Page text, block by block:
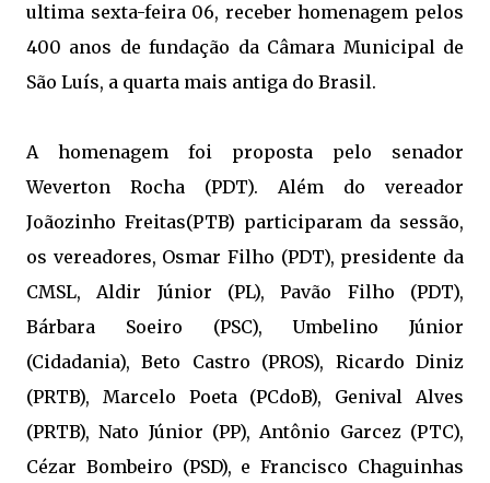
ultima sexta-feira 06, receber homenagem pelos
400 anos de fundação da Câmara Municipal de
São Luís, a quarta mais antiga do Brasil.
A homenagem foi proposta pelo senador
Weverton Rocha (PDT). Além do vereador
Joãozinho Freitas(PTB) participaram da sessão,
os vereadores, Osmar Filho (PDT), presidente da
CMSL, Aldir Júnior (PL), Pavão Filho (PDT),
Bárbara Soeiro (PSC), Umbelino Júnior
(Cidadania), Beto Castro (PROS), Ricardo Diniz
(PRTB), Marcelo Poeta (PCdoB), Genival Alves
(PRTB), Nato Júnior (PP), Antônio Garcez (PTC),
Cézar Bombeiro (PSD), e Francisco Chaguinhas